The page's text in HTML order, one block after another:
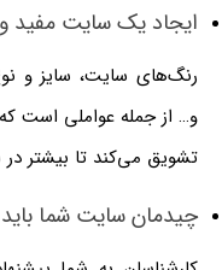
ایجاد یک سایت مفید و
رنگ‌های سایت، سایز و
و… از جمله عواملی است که
تشویق می‌کند تا بیشتر در
چیدمان سایت شما